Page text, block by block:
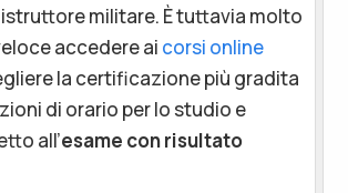
militare. È tuttavia molto
accedere ai corsi online
la certificazione più gradita
di orario per lo studio e
all’esame con risultato